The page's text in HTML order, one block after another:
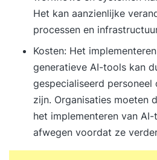
Het kan aanzienlijke
processen en
Kosten: Het
generatieve AI-tools kan
gespecialiseerd
zijn. Organisaties moeten
het implementeren van
afwegen voordat ze